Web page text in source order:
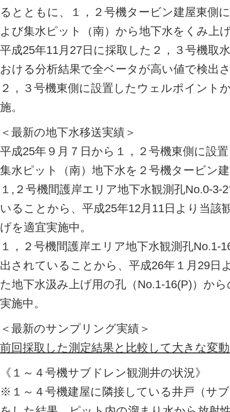
るとともに、１，２号機タービン建屋東側
よび集水ピット（南）から地下水をくみ上
平成25年11月27日に採取した２，３号機取
おける分析結果で全ベータが高い値で検出
２，３号機東側に設置したウェルポイント
施。
＜最新の地下水移送実績＞
平成25年９月７日から１，２号機東側に設
集水ピット（南）地下水を２号機タービン
１,２号機間護岸エリア地下水観測孔No.0-
いることから、平成25年12月11日より当該
げを適宜実施中。
１，２号機間護岸エリア地下水観測孔No.1-
出されていることから、平成26年１月29日
た地下水汲み上げ用の孔（No.1-16(P)）か
実施中。
＜最新のサンプリング実績＞
前回採取した測定結果と比較して大きな変
《１～４号機サブドレン観測井の状況》
※１～４号機建屋に隣接している井戸（サ